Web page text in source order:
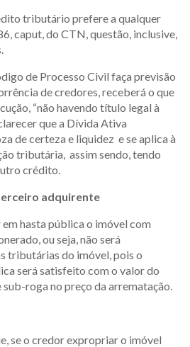
tributário prefere a qualquer
caput, do CTN, questão, inclusive,
de Processo Civil faça previsão
de credores, receberá o que
“não havendo título legal à
que a Dívida Ativa
de certeza e liquidez e se aplica à
tributária, assim sendo, tendo
crédito.
adquirente
hasta pública o imóvel com
ou seja, não será
tributárias do imóvel, pois o
será satisfeito com o valor do
sub-roga no preço da arrematação.
se o credor expropriar o imóvel